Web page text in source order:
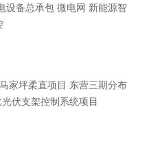
设备总承包 微电网 新能源智
家坪柔直项目 东营三期分布
伏支架控制系统项目